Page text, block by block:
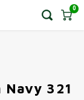
0
321